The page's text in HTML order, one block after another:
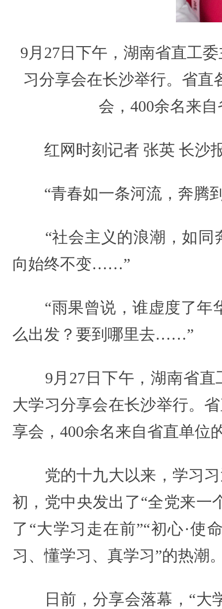
9月27日下午，湖南省直工
习分享会在长沙举行。省直
会，400余名来
红网时刻记者 张英 长沙
“青春如一条河流，奔腾
“社会主义的浪潮，如同
向始终不变……”
“雨果曾说，谁虚度了年
么出发？要到哪里去……”
9月27日下午，湖南省直
大学习分享会在长沙举行。
享会，400余名来自省直单位
党的十九大以来，学习习
初，党中央发出了“全党来一
了“大学习走在前”“初心·
习、懂学习、真学习”的热潮
日前，分享会落幕，“大学